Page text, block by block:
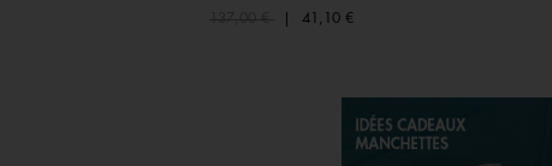
Price reduced from
137,00 € 41,10 €